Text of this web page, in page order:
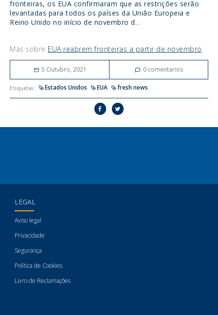
fronteiras, os EUA confirmaram que as restrições serão
levantadas para todos os países da União Europeia e
Reino Unido no início de novembro d...
Más sobre EUA reabrem fronteiras a partir de novembro
5 Outubro, 2021 0 comentarios
Etiquetas: Estados Unidos EUA fresh news
LEGAL
Aviso legal
Privacidade
Segurança
Política de Cookies
Livro de Reclamações